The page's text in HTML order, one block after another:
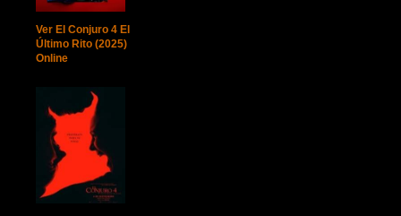
Ver El Conjuro 4 El
Último Rito (2025)
Online